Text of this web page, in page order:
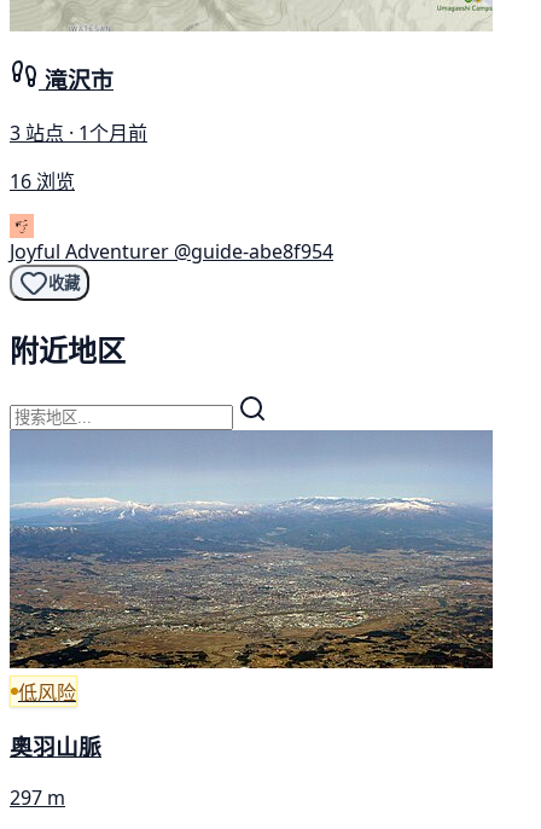
滝沢市
3 站点 · 1个月前
16 浏览
Joyful Adventurer @guide-abe8f954
收藏
附近地区
低风险
奧羽山脈
297 m